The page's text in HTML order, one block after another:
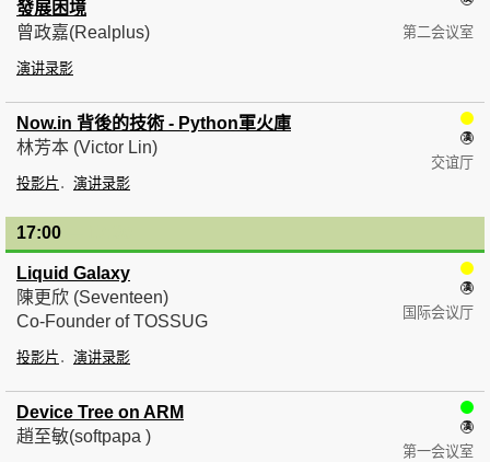
發展困境
第二会议室
曾政嘉(Realplus)
演讲录影
Now.in 背後的技術 - Python軍火庫
交谊厅
林芳本 (Victor Lin)
投影片 演讲录影
17:00
Liquid Galaxy
国际会议厅
陳更欣 (Seventeen)
Co-Founder of TOSSUG
投影片 演讲录影
Device Tree on ARM
第一会议室
趙至敏(softpapa )